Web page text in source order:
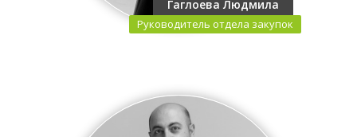
Гаглоева Людмила
Руководитель отдела закупок